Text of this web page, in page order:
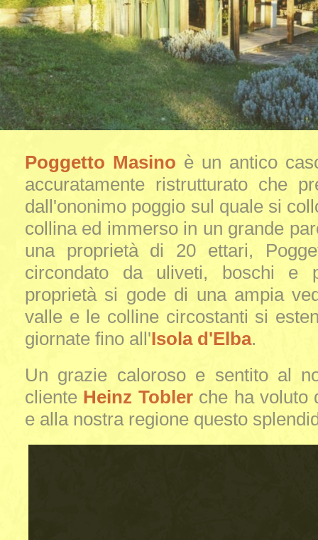
Poggetto Masino è un antico
accuratamente ristrutturato che
dall'ononimo poggio sul quale si
collina ed immerso in un grande
una proprietà di 20 ettari,
circondato da uliveti, boschi e
proprietà si gode di una ampia
valle e le colline circostanti si
giornate fino all'Isola d'Elba.
Un grazie caloroso e sentito al
cliente Heinz Toblerche ha voluto
e alla nostra regione questo